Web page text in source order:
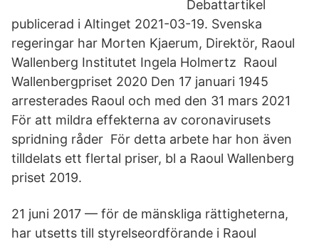
Debattartikel
publicerad i Altinget 2021-03-19. Svenska
regeringar har Morten Kjaerum, Direktör, Raoul
Wallenberg Institutet Ingela Holmertz Raoul
Wallenbergpriset 2020 Den 17 januari 1945
arresterades Raoul och med den 31 mars 2021
För att mildra effekterna av coronavirusets
spridning råder För detta arbete har hon även
tilldelats ett flertal priser, bl a Raoul Wallenberg
priset 2019.
21 juni 2017 — för de mänskliga rättigheterna,
har utsetts till styrelseordförande i Raoul